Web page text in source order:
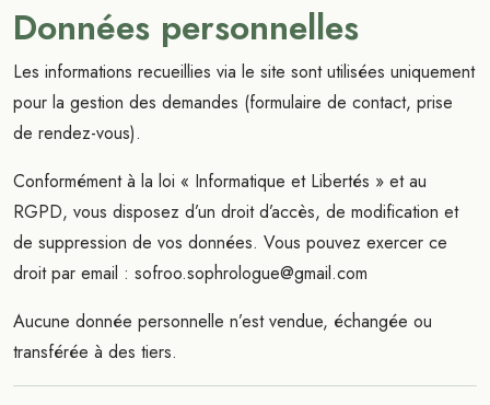
Données personnelles
Les informations recueillies via le site sont utilisées uniquement
pour la gestion des demandes (formulaire de contact, prise
de rendez-vous).
Conformément à la loi « Informatique et Libertés » et au
RGPD, vous disposez d’un droit d’accès, de modification et
de suppression de vos données. Vous pouvez exercer ce
droit par email : sofroo.sophrologue@gmail.com
Aucune donnée personnelle n’est vendue, échangée ou
transférée à des tiers.